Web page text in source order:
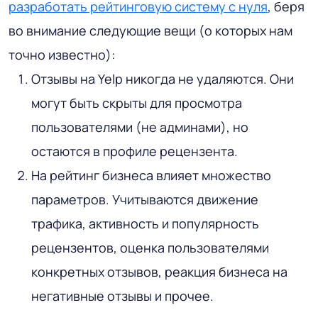
разработать рейтинговую систему с нуля, беря
во внимание следующие вещи (о которых нам
точно известно):
Отзывы на Yelp никогда не удаляются. Они
могут быть скрыты для просмотра
пользователями (не админами), но
остаются в профиле рецензента.
На рейтинг бизнеса влияет множество
параметров. Учитываются движение
трафика, активность и популярность
рецензентов, оценка пользователями
конкретных отзывов, реакция бизнеса на
негативные отзывы и прочее.